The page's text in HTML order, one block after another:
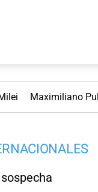
Maximiliano